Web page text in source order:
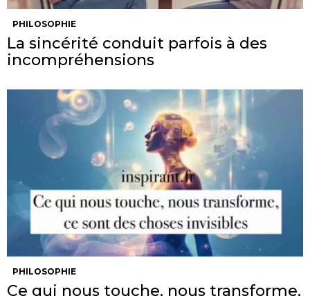
PHILOSOPHIE
La sincérité conduit parfois à des
incompréhensions
PHILOSOPHIE
Ce qui nous touche, nous transforme,